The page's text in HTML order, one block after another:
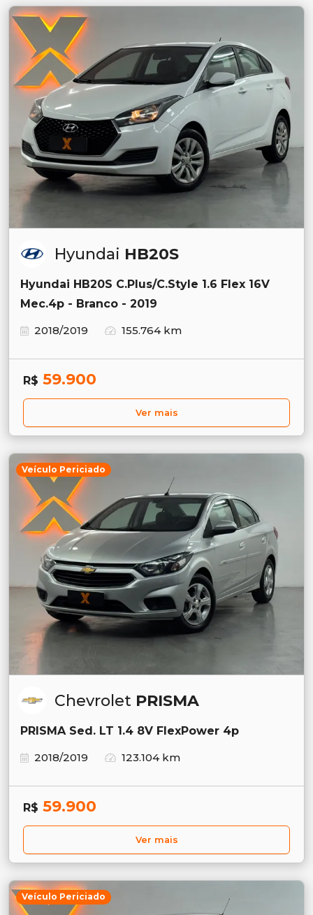
Hyundai HB20S
Hyundai HB20S C.Plus/C.Style 1.6 Flex 16V
Mec.4p - Branco - 2019
2018/2019
155.764 km
R$ 59.900
Ver mais
Veículo Periciado
Chevrolet PRISMA
PRISMA Sed. LT 1.4 8V FlexPower 4p
2018/2019
123.104 km
R$ 59.900
Ver mais
Veículo Periciado